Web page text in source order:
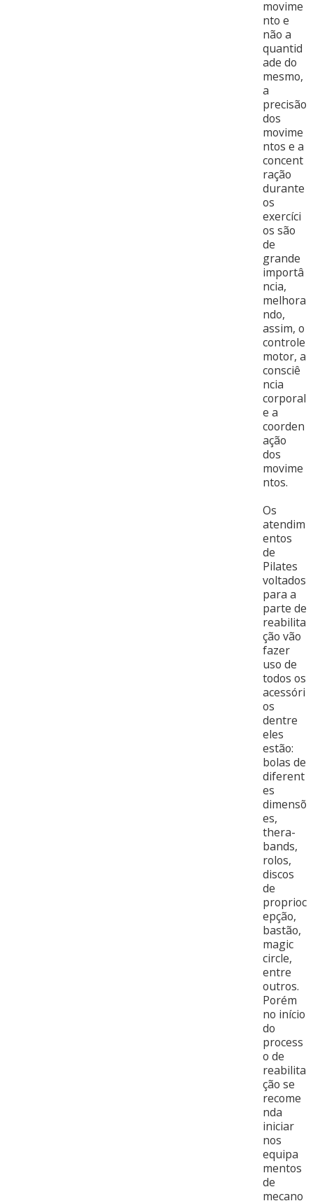
movime
nto e
não a
quantid
ade do
mesmo,
a
precisão
dos
movime
ntos e a
concent
ração
durante
os
exercíci
os são
de
grande
importâ
ncia,
melhora
ndo,
assim, o
controle
motor, a
consciê
ncia
corporal
e a
coorden
ação
dos
movime
ntos.
Os
atendim
entos
de
Pilates
voltados
para a
parte de
reabilita
ção vão
fazer
uso de
todos os
acessóri
os
dentre
eles
estão:
bolas de
diferent
es
dimensõ
es,
thera-
bands,
rolos,
discos
de
proprioc
epção,
bastão,
magic
circle,
entre
outros.
Porém
no início
do
process
o de
reabilita
ção se
recome
nda
iniciar
nos
equipa
mentos
de
mecano